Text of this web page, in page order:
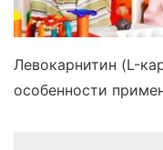
Левокарнитин (L-
особенности